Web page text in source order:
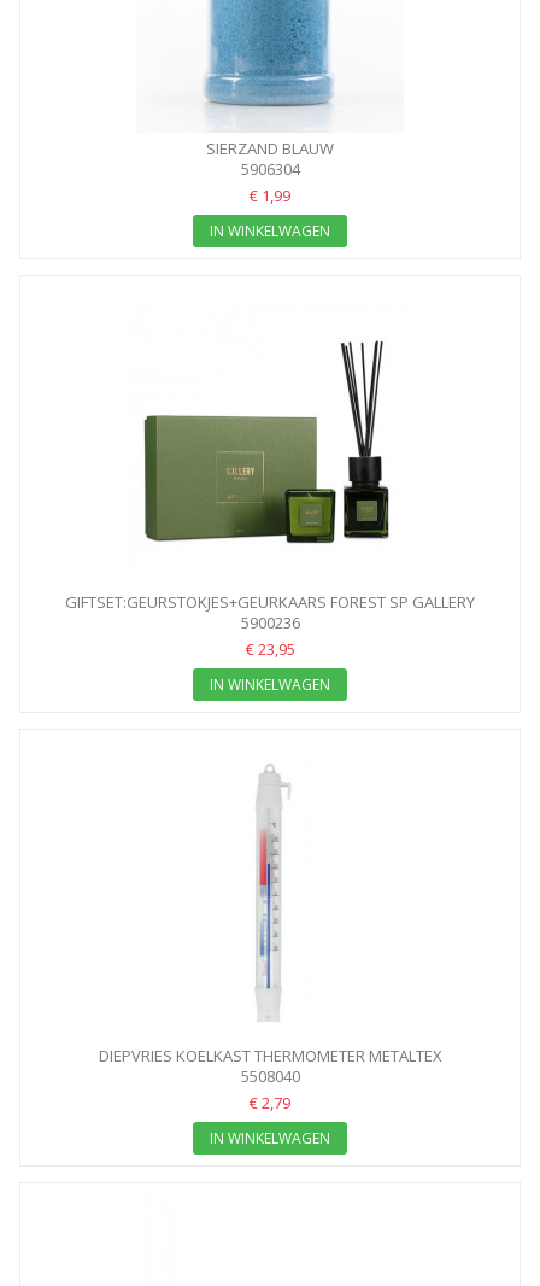
SIERZAND BLAUW
5906304
€ 1,99
IN WINKELWAGEN
GIFTSET:GEURSTOKJES+GEURKAARS FOREST SP GALLERY
5900236
€ 23,95
IN WINKELWAGEN
DIEPVRIES KOELKAST THERMOMETER METALTEX
5508040
€ 2,79
IN WINKELWAGEN